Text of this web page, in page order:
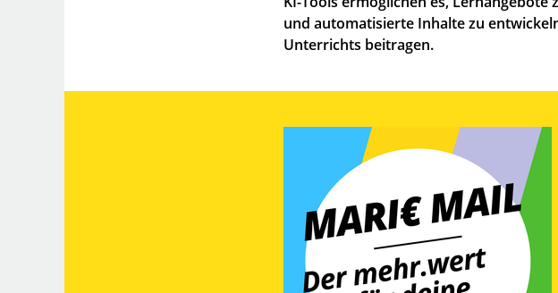
und automatisierte Inhalte zu
Unterrichts beitragen.